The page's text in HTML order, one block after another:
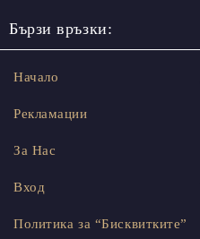
Бързи връзки:
Начало
Рекламации
За Нас
Вход
Политика за “Бисквитките”